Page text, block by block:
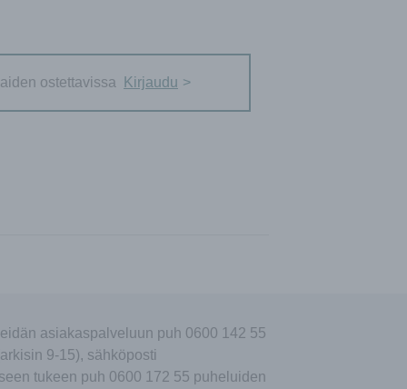
ostettavissa Kirjaudu
asiakaspalveluun puh 0600 142 55
9-15), sähköposti
tukeen puh 0600 172 55 puheluiden